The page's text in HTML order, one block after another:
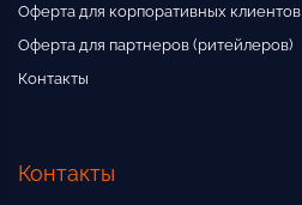
Оферта для корпоративных клиентов
Оферта для партнеров (ритейлеров)
Контакты
Контакты